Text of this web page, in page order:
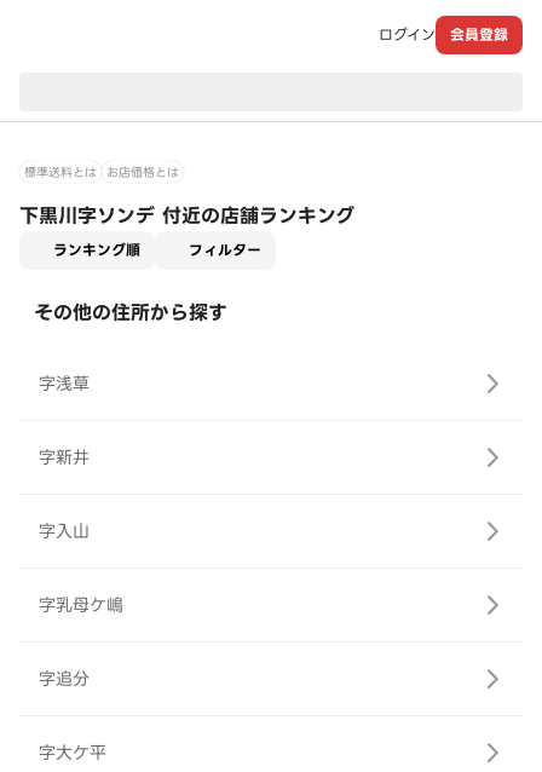
ログイン 会員登録
標準送料とは お店価格とは
下黒川字ソンデ 付近の店舗ランキング
ランキング順 フィルター
その他の住所から探す
字浅草
字新井
字入山
字乳母ケ嶋
字追分
字大ケ平